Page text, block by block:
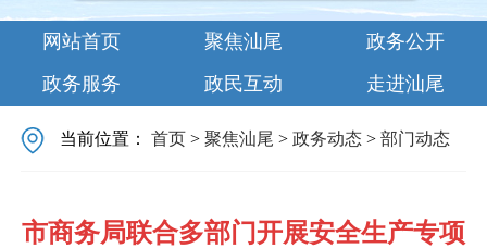
网站首页 聚焦汕尾
政务公开
政务服务
政民互动 走进汕尾
当前位置：首页 >聚焦汕尾 >政务动态 >部门动态
市商务局联合多部门开展安全生产专项